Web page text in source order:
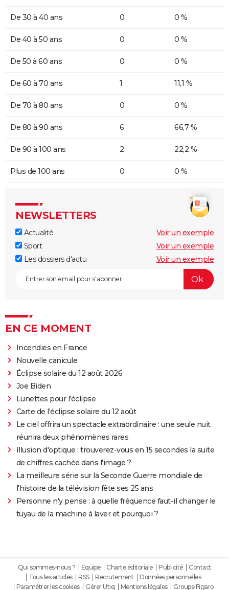
De 30 à 40 ans 0 0 %
De 40 à 50 ans 0 0 %
De 50 à 60 ans 0 0 %
De 60 à 70 ans 1 11,1 %
De 70 à 80 ans 0 0 %
De 80 à 90 ans 6 66,7 %
De 90 à 100 ans 2 22,2 %
Plus de 100 ans 0 0 %
NEWSLETTERS
Actualité
Voir un exemple
Sport
Voir un exemple
Les dossiers d'actu
Voir un exemple
EN CE MOMENT
Incendies en France
Nouvelle canicule
Éclipse solaire du 12 août 2026
Joe Biden
Lunettes pour l'éclipse
Carte de l'éclipse solaire du 12 août
Le ciel offrira un spectacle extraordinaire : une seule nuit
réunira deux phénomènes rares
Illusion d'optique : trouverez-vous en 15 secondes la suite
de chiffres cachée dans l'image ?
La meilleure série sur la Seconde Guerre mondiale de
l'histoire de la télévision fête ses 25 ans
Personne n'y pense : à quelle fréquence faut-il changer le
tuyau de la machine à laver et pourquoi ?
Qui sommes-nous ? Equipe Charte éditoriale Publicité
Contact
Tous les articles
RSS Recrutement
Données personnelles
Paramétrer les cookies
Gérer Utiq Mentions légales Groupe Figaro